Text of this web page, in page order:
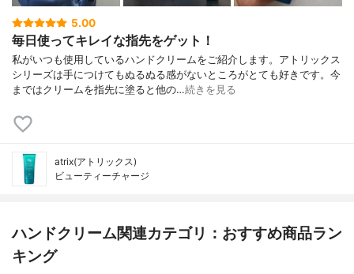
5.00
毎日使ってキレイな指先をゲット！
私がいつも使用しているハンドクリームをご紹介します。アトリックス
シリーズは手につけてもぬるぬる感がないところがとても好きです。今
まではクリームを指先に塗ると他の…続きを見る
atrix(アトリックス)
ビューティーチャージ
ハンドクリーム関連カテゴリ：おすすめ商品ラン
キング